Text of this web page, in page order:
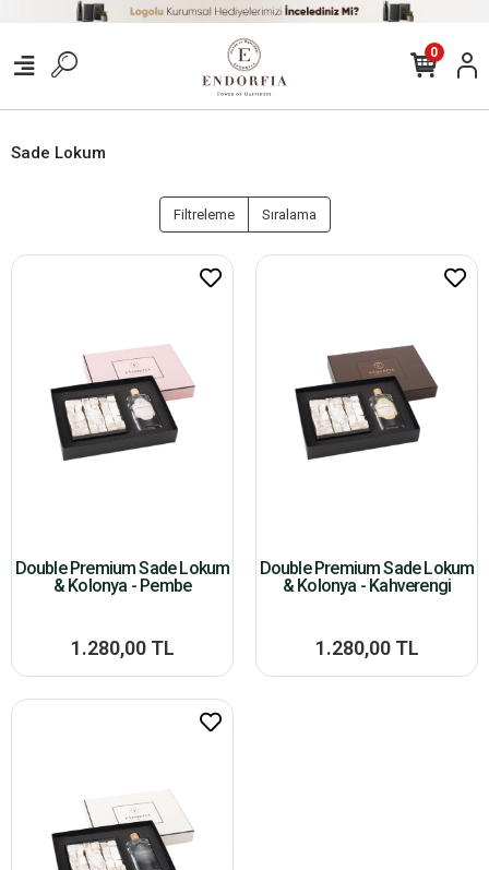
0
Sade Lokum
Filtreleme Sıralama
Double Premium Sade Lokum
& Kolonya - Pembe
1.280,00 TL
Double Premium Sade Lokum
& Kolonya - Kahverengi
1.280,00 TL